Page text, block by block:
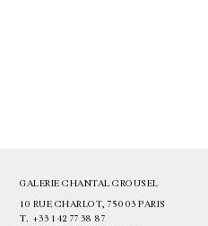
GALERIE CHANTAL CROUSEL
10 RUE CHARLOT, 75003 PARIS
T. +33 1 42 77 38 87